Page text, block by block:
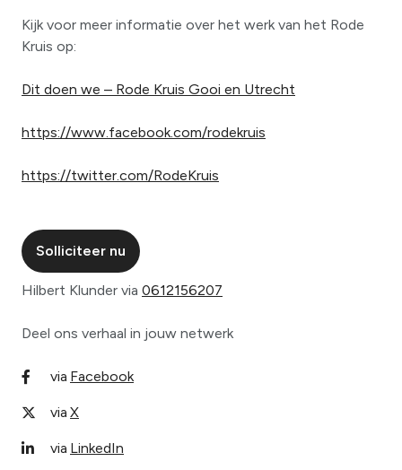
Kijk voor meer informatie over het werk van het Rode
Kruis op:
Dit doen we – Rode Kruis Gooi en Utrecht
https://www.facebook.com/rodekruis
https://twitter.com/RodeKruis
Solliciteer nu
Hilbert Klunder via 0612156207
Deel ons verhaal in jouw netwerk
D
e
e
via Facebook
D
e
via X
D
via LinkedIn